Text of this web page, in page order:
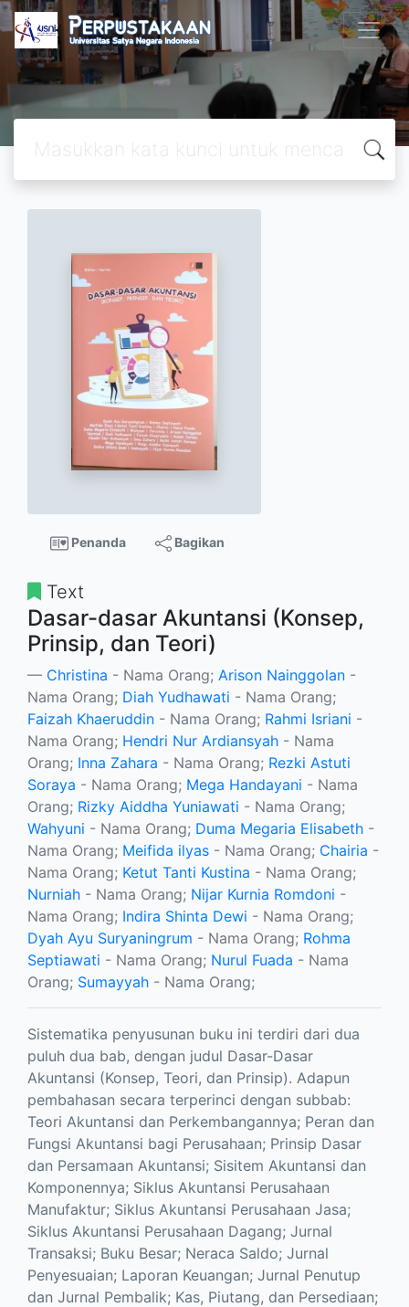
Penanda Bagikan
Text
Dasar-dasar Akuntansi (Konsep,
Prinsip, dan Teori)
Christina - Nama Orang; Arison Nainggolan -
Nama Orang; Diah Yudhawati - Nama Orang;
Faizah Khaeruddin - Nama Orang; Rahmi Isriani -
Nama Orang; Hendri Nur Ardiansyah - Nama
Orang; Inna Zahara - Nama Orang; Rezki Astuti
Soraya - Nama Orang; Mega Handayani - Nama
Orang; Rizky Aiddha Yuniawati - Nama Orang;
Wahyuni - Nama Orang; Duma Megaria Elisabeth -
Nama Orang; Meifida ilyas - Nama Orang; Chairia -
Nama Orang; Ketut Tanti Kustina - Nama Orang;
Nurniah - Nama Orang; Nijar Kurnia Romdoni -
Nama Orang; Indira Shinta Dewi - Nama Orang;
Dyah Ayu Suryaningrum - Nama Orang; Rohma
Septiawati - Nama Orang; Nurul Fuada - Nama
Orang; Sumayyah - Nama Orang;
Sistematika penyusunan buku ini terdiri dari dua
puluh dua bab, dengan judul Dasar-Dasar
Akuntansi (Konsep, Teori, dan Prinsip). Adapun
pembahasan secara terperinci dengan subbab:
Teori Akuntansi dan Perkembangannya; Peran dan
Fungsi Akuntansi bagi Perusahaan; Prinsip Dasar
dan Persamaan Akuntansi; Sisitem Akuntansi dan
Komponennya; Siklus Akuntansi Perusahaan
Manufaktur; Siklus Akuntansi Perusahaan Jasa;
Siklus Akuntansi Perusahaan Dagang; Jurnal
Transaksi; Buku Besar; Neraca Saldo; Jurnal
Penyesuaian; Laporan Keuangan; Jurnal Penutup
dan Jurnal Pembalik; Kas, Piutang, dan Persediaan;